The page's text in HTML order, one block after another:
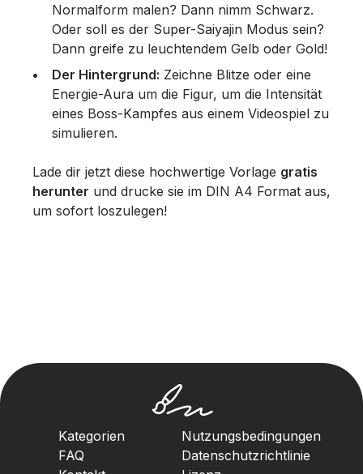
Normalform malen? Dann nimm Schwarz.
Oder soll es der Super-Saiyajin Modus sein?
Dann greife zu leuchtendem Gelb oder Gold!
Der Hintergrund: Zeichne Blitze oder eine
Energie-Aura um die Figur, um die Intensität
eines Boss-Kampfes aus einem Videospiel zu
simulieren.
Lade dir jetzt diese hochwertige Vorlage gratis
herunter und drucke sie im DIN A4 Format aus,
um sofort loszulegen!
Kategorien
FAQ
Nutzungsbedingungen
Datenschutzrichtlinie